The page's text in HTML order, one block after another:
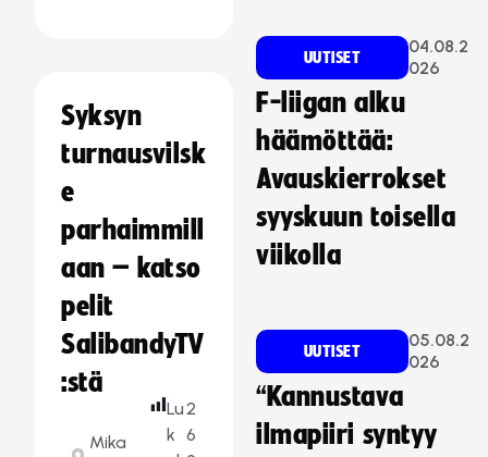
Syksyn
turnausvilsk
e
parhaimmill
aan – katso
pelit
SalibandyTV
:stä
Mika
Lu
k
2
6
UUTISET
04.08.2
026
F-liigan alku
häämöttää:
Avauskierrokset
syyskuun toisella
viikolla
UUTISET
05.08.2
026
“Kannustava
ilmapiiri syntyy